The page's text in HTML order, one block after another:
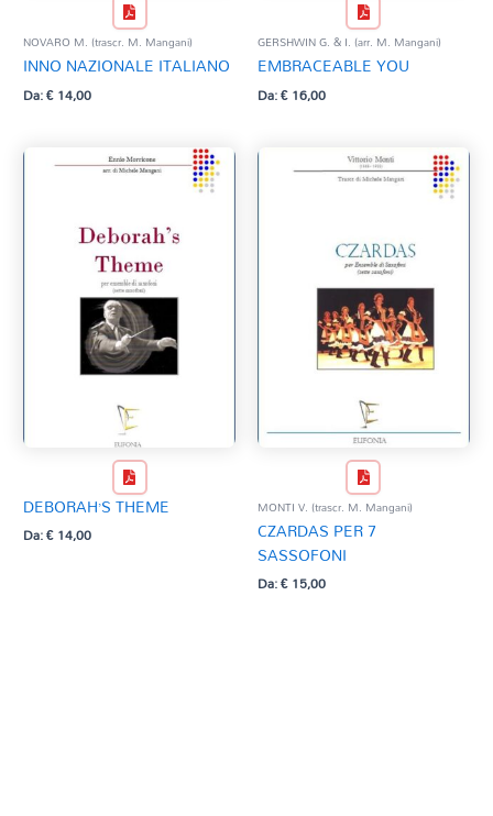
NOVARO M. (trascr. M. Mangani)
INNO NAZIONALE ITALIANO
Da:€14,00
GERSHWIN G. & I. (arr. M. Mangani)
EMBRACEABLE YOU
Da:€16,00
DEBORAH’S THEME
Da:€14,00
MONTI V. (trascr. M. Mangani)
CZARDAS PER 7
SASSOFONI
Da:€15,00